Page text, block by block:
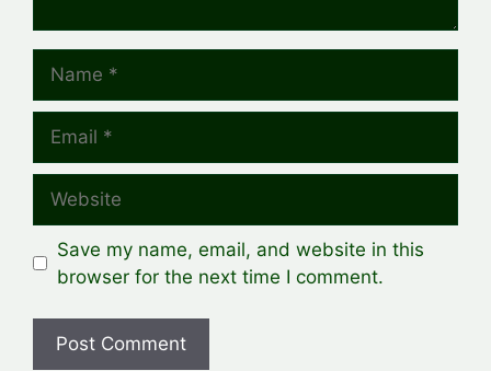
Save my name, email, and website in this
browser for the next time I comment.